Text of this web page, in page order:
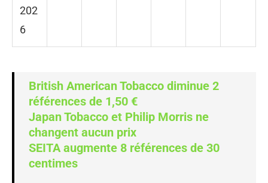
202
6
British American Tobacco diminue 2
références de 1,50 €
Japan Tobacco et Philip Morris ne
changent aucun prix
SEITA augmente 8 références de 30
centimes